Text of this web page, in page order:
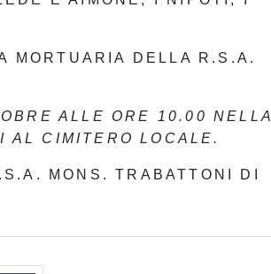
MORTUARIA DELLA R.S.A.
ALLE ORE 10.00 NELLA
AL CIMITERO LOCALE.
MONS. TRABATTONI DI